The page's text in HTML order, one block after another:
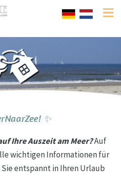
✨
Ihre Auszeit am Meer?Auf
wichtigen Informationen für
Sie entspannt in Ihren Urlaub